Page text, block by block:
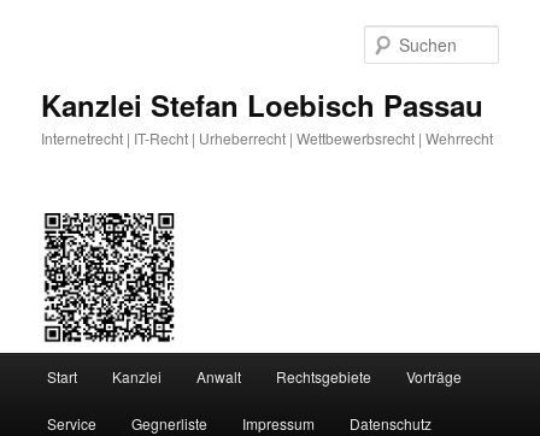
Kanzlei Stefan Loebisch Passau
Internetrecht | IT-Recht | Urheberrecht | Wettbewerbsrecht | Wehrrecht
Start Kanzlei Anwalt Rechtsgebiete Vorträge
Service Gegnerliste Impressum Datenschutz